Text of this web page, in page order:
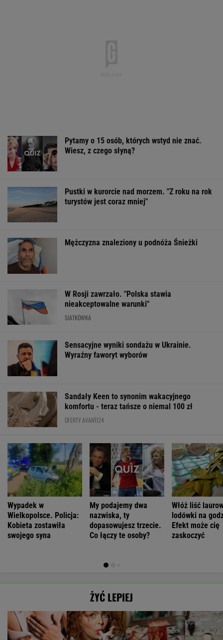
Pytamy o 15 osób, których wstyd nie znać.
Wiesz, z czego słyną?
Pustki w kurorcie nad morzem. "Z roku na rok
turystów jest coraz mniej"
Mężczyzna znaleziony u podnóża Śnieżki
W Rosji zawrzało. "Polska stawia
nieakceptowalne warunki"
SIATKÓWKA
Sensacyjne wyniki sondażu w Ukrainie.
Wyraźny faworyt wyborów
Sandały Keen to synonim wakacyjnego
komfortu - teraz tańsze o niemal 100 zł
OFERTY AVANTI24
Wypadek w
Wielkopolsce. Policja:
Kobieta zostawiła
swojego syna
My podajemy dwa
nazwiska, ty
dopasowujesz trzecie.
Co łączy te osoby?
Włóż liść
lodówki na
Efekt może cię
zaskoczyć
ŻYĆ LEPIEJ